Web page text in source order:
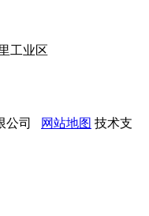
工业区
公司 网站地图 技术支